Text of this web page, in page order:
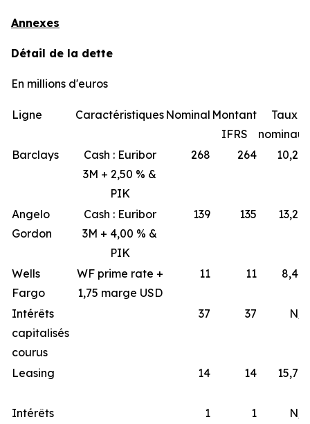
Annexes
Détail de la dette
En millions d'euros
Ligne Caractéristiques Nominal Montant
IFRS
Taux
nominaux
Barclays
Cash : Euribor
3M + 2,50 % &
PIK
268 264 10,2 %
Angelo
Gordon
Cash : Euribor
3M + 4,00 % &
PIK
139 135 13,2 %
Wells
Fargo
WF prime rate +
1,75 marge USD
11 11 8,4 %
Intérêts
capitalisés
courus
37 37 N/A
Leasing 14 14 15,7 %
Intérêts
1 1 N/A